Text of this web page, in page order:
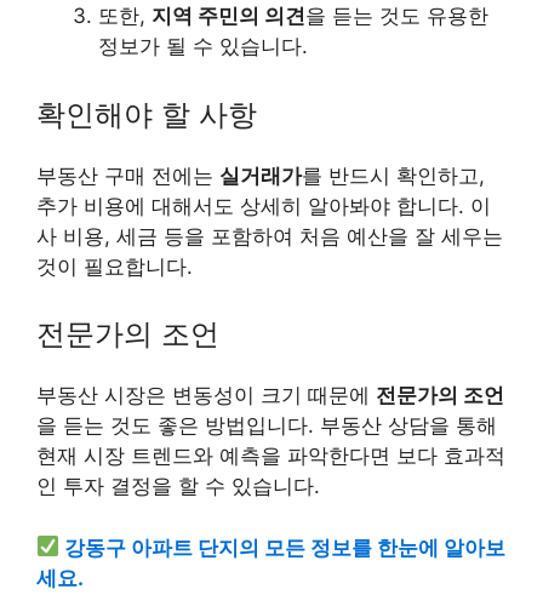
또한, 지역 주민의 의견을 듣는 것도 유용한
정보가 될 수 있습니다.
확인해야 할 사항
부동산 구매 전에는 실거래가를 반드시 확인하고,
추가 비용에 대해서도 상세히 알아봐야 합니다. 이
사 비용, 세금 등을 포함하여 처음 예산을 잘 세우는
것이 필요합니다.
전문가의 조언
부동산 시장은 변동성이 크기 때문에 전문가의 조언
을 듣는 것도 좋은 방법입니다. 부동산 상담을 통해
현재 시장 트렌드와 예측을 파악한다면 보다 효과적
인 투자 결정을 할 수 있습니다.
강동구 아파트 단지의 모든 정보를 한눈에 알아보
세요.